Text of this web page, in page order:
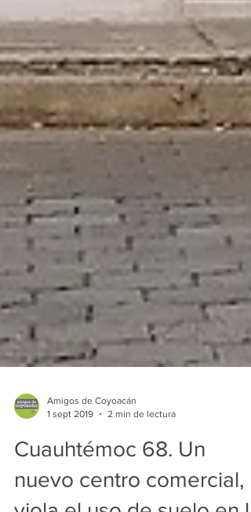
Amigos de Coyoacán
1 sept 2019
2 min de lectura